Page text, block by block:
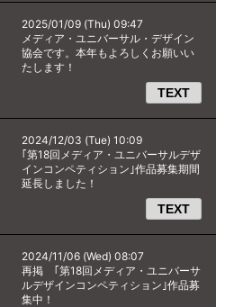
2025/01/09 (Thu) 09:47
メディア・ユニバーサル・デザイン
協会です。本年もよろしくお願いい
たします！
TEXT
2024/12/03 (Tue) 10:09
｢第18回メディア・ユニバーサルデザ
インコンペティション｣作品募集期間
延長しました！
TEXT
2024/11/06 (Wed) 08:07
再掲 ｢第18回メディア・ユニバーサ
ルデザインコンペティション｣作品募
集中！